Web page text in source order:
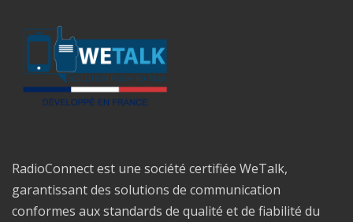
RadioConnect est une société certifiée WeTalk,
garantissant des solutions de communication
conformes aux standards de qualité et de fiabilité du